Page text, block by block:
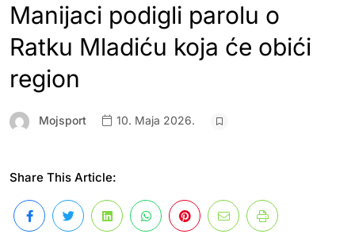
Manijaci podigli parolu o
Ratku Mladiću koja će obići
region
Mojsport 10. Maja 2026.
Share This Article: